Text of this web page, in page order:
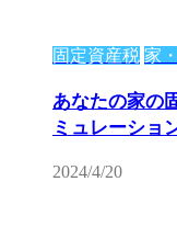
固定資産税 家
あなたの家の
ミュレーショ
2024/4/20